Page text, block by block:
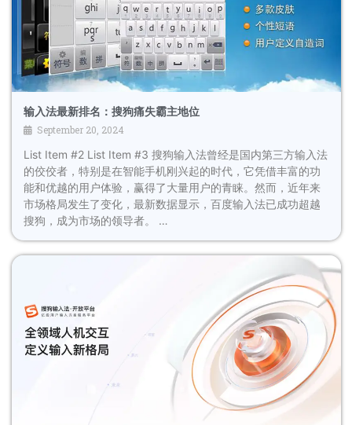
输入法最新排名：搜狗痛失霸主地位
September 20, 2024
List Item #2 List Item #3 搜狗输入法曾经是国内第三方输入法
的佼佼者，特别是在智能手机刚兴起的时代，它凭借丰富的功
能和优越的用户体验，赢得了大量用户的青睐。然而，近年来
市场格局发生了变化，最新数据显示，百度输入法已成功超越
搜狗，成为市场的领导者。 …